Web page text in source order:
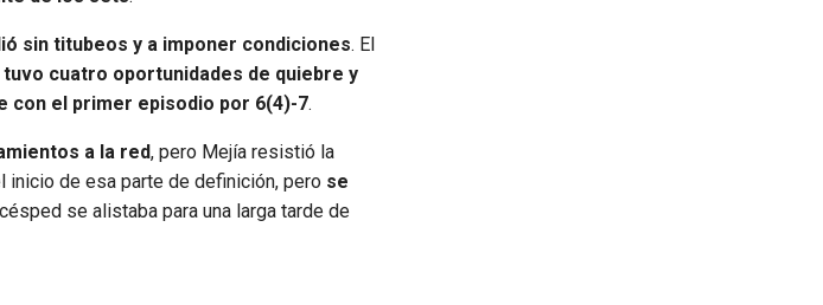
sin titubeos y a imponer condiciones. El
tuvo cuatro oportunidades de quiebre y
con el primer episodio por 6(4)-7.
a la red, pero Mejía resistió la
inicio de esa parte de definición, pero se
se alistaba para una larga tarde de